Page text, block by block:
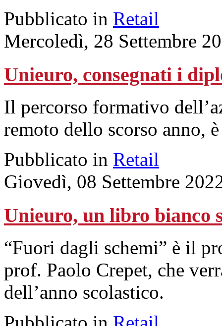
Pubblicato in Retail
Mercoledì, 28 Settembre
Unieuro, consegnati i
Il percorso formativo
remoto dello scorso anno,
Pubblicato in Retail
Giovedì, 08 Settembre
Unieuro, un libro bianco
“Fuori dagli schemi” è il
prof. Paolo Crepet, che
dell’anno scolastico.